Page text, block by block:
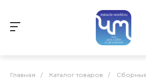
Главная / Каталог товаров /